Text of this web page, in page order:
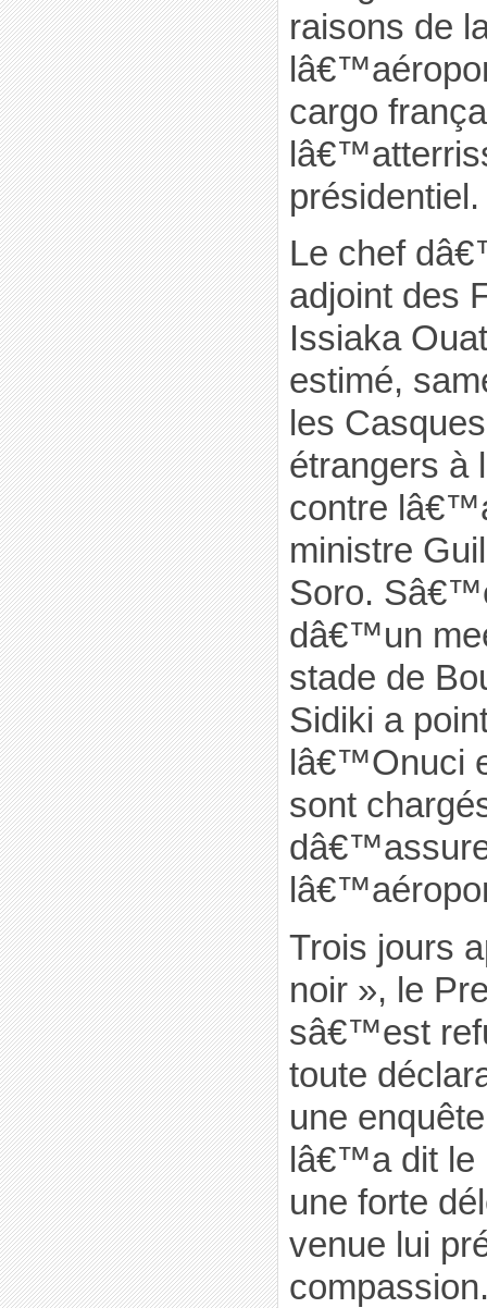
raisons de
cargo
présidentiel.
Le chef
adjoint des
Issiaka
estimé,
les
étrangers
contre
ministre
Soro.
dâ€™un
stade de
Sidiki a
lâ€™Onuci
sont
Trois jours
noir », le
sâ€™est
toute
une
lâ€™a dit le
une forte
venue lui